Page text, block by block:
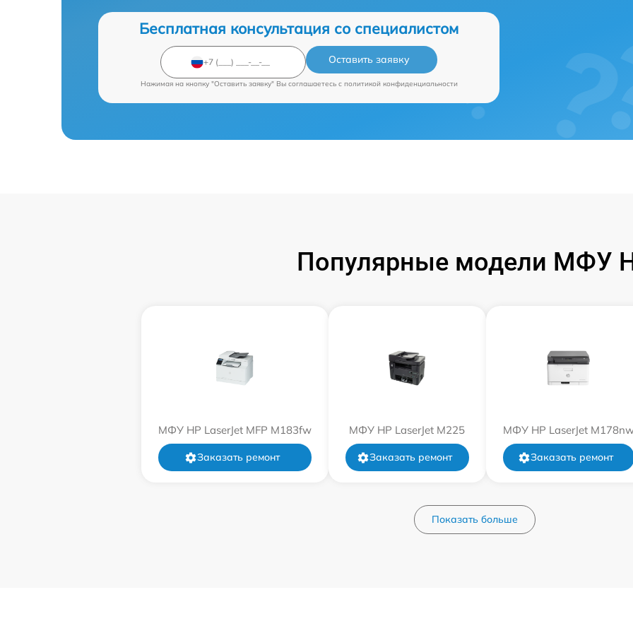
Бесплатная консультация со специалистом
Оставить заявку
Нажимая на кнопку "Оставить заявку" Вы соглашаетесь c политикой конфиденциальности
Популярные модели МФУ
МФУ HP LaserJet MFP M183fw
Заказать ремонт
МФУ HP LaserJet M225
Заказать ремонт
МФУ HP LaserJet
Заказать ремонт
Показать больше